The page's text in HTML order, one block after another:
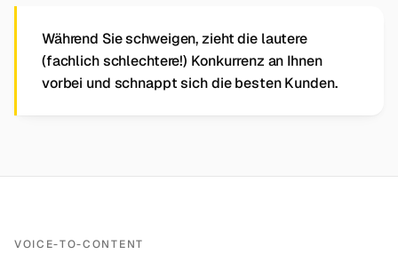
Während Sie schweigen, zieht die lautere
(fachlich schlechtere!) Konkurrenz an Ihnen
vorbei und schnappt sich die besten Kunden.
VOICE-TO-CONTENT